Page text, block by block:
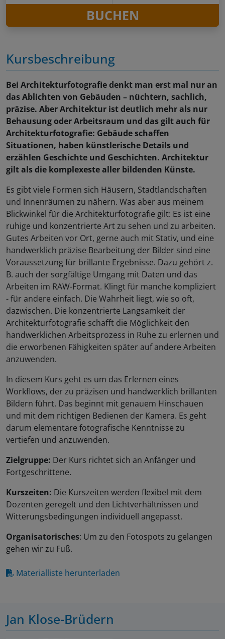
Kursbeschreibung
Bei Architekturfotografie denkt man erst mal nur an
das Ablichten von Gebäuden – nüchtern, sachlich,
präzise. Aber Architektur ist deutlich mehr als nur
Behausung oder Arbeitsraum und das gilt auch für
Architekturfotografie: Gebäude schaffen
Situationen, haben künstlerische Details und
erzählen Geschichte und Geschichten. Architektur
gilt als die komplexeste aller bildenden Künste.
Es gibt viele Formen sich Häusern, Stadtlandschaften
und Innenräumen zu nähern. Was aber aus meinem
Blickwinkel für die Architekturfotografie gilt: Es ist eine
ruhige und konzentrierte Art zu sehen und zu arbeiten.
Gutes Arbeiten vor Ort, gerne auch mit Stativ, und eine
handwerklich präzise Bearbeitung der Bilder sind eine
Voraussetzung für brillante Ergebnisse. Dazu gehört z.
B. auch der sorgfältige Umgang mit Daten und das
Arbeiten im RAW-Format. Klingt für manche kompliziert
- für andere einfach. Die Wahrheit liegt, wie so oft,
dazwischen. Die konzentrierte Langsamkeit der
Architekturfotografie schafft die Möglichkeit den
handwerklichen Arbeitsprozess in Ruhe zu erlernen und
die erworbenen Fähigkeiten später auf andere Arbeiten
anzuwenden.
In diesem Kurs geht es um das Erlernen eines
Workflows, der zu präzisen und handwerklich brillanten
Bildern führt. Das beginnt mit genauem Hinschauen
und mit dem richtigen Bedienen der Kamera. Es geht
darum elementare fotografische Kenntnisse zu
vertiefen und anzuwenden.
Zielgruppe: Der Kurs richtet sich an Anfänger und
Fortgeschrittene.
Kurszeiten: Die Kurszeiten werden flexibel mit dem
Dozenten geregelt und den Lichtverhältnissen und
Witterungsbedingungen individuell angepasst.
Organisatorisches: Um zu den Fotospots zu gelangen
gehen wir zu Fuß.
Materialliste herunterladen
Jan Klose-Brüdern
BUCHEN